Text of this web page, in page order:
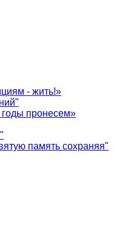
- жить!»
годы пронесем»
память сохраняя"